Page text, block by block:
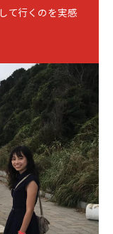
て行くのを実感